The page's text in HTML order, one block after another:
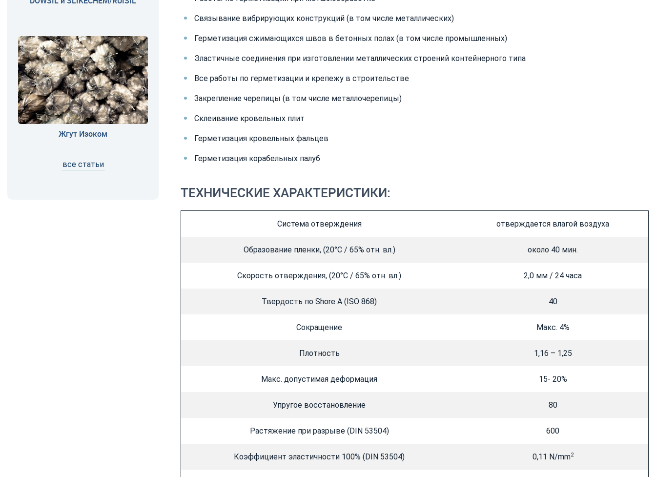
Жгут Изоком
все статьи
Связывание вибрирующих конструкций (в том числе металлических)
Герметизация сжимающихся швов в бетонных полах (в том числе промышленных)
Эластичные соединения при изготовлении металлических строений контейнерного типа
Все работы по герметизации и крепежу в строительстве
Закрепление черепицы (в том числе металлочерепицы)
Склеивание кровельных плит
Герметизация кровельных фальцев
Герметизация корабельных палуб
ТЕХНИЧЕСКИЕ ХАРАКТЕРИСТИКИ:
Система отверждения отверждается влагой воздуха
Образование пленки, (20°С / 65% отн. вл.) около 40 мин.
Скорость отверждения, (20°С / 65% отн. вл.) 2,0 мм / 24 часа
Твердость по Shore A (ISO 868) 40
Сокращение Макс. 4%
Плотность 1,16 – 1,25
Макс. допустимая деформация 15- 20%
Упругое восстановление 80
Растяжение при разрыве (DIN 53504) 600
Коэффициент эластичности 100% (DIN 53504) 0,11 N/mm2